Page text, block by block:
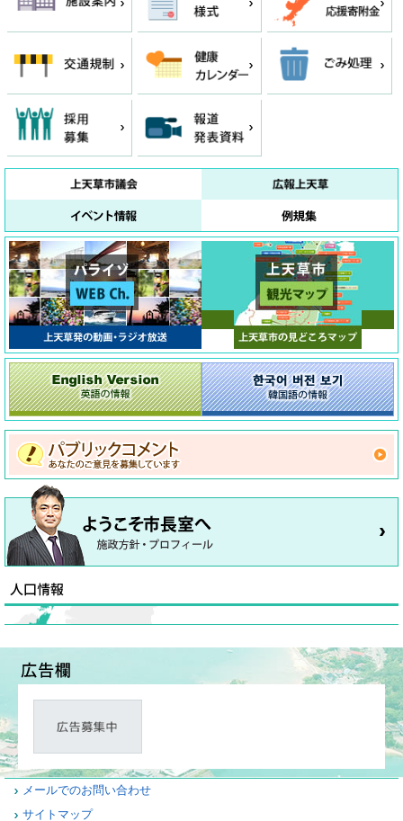
メールでのお問い合わせ
サイトマップ